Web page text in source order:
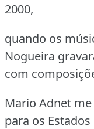
2000,
quando os
Nogueira
com
Mario Adnet
para os